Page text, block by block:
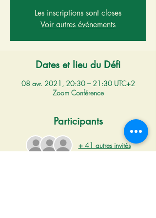
Les inscriptions sont closes
Voir autres événements
Dates et lieu du Défi
08 avr. 2021, 20:30 – 21:30 UTC+2
Zoom Conférence
Participants
+ 41 autres invités